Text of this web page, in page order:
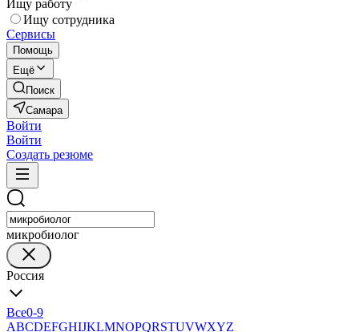
Ищу работу
Ищу сотрудника
Сервисы
Помощь
Ещё
Поиск
Самара
Войти
Войти
Создать резюме
микробиолог
Россия
Все0-9
ABCDEFGHIJKLMNOPQRSTUVWXYZ